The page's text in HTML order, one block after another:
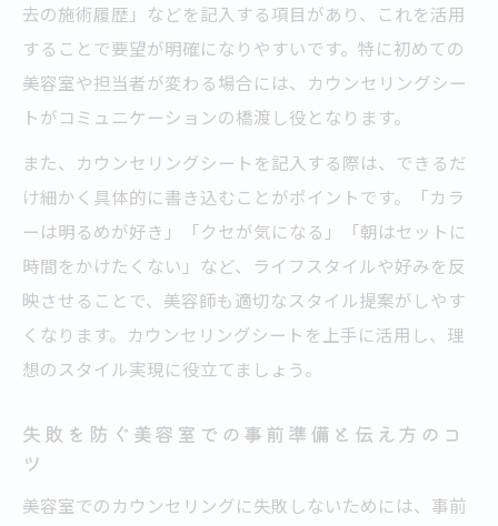
美容室カウンセリングシート活用で満足度
を向上
美容室カウンセリングシート記入の注意点
とポイント
去の施術履歴」などを記入する項目があり、これを活用
することで要望が明確になりやすいです。特に初めての
美容室や担当者が変わる場合には、カウンセリングシー
トがコミュニケーションの橋渡し役となります。
また、カウンセリングシートを記入する際は、できるだ
け細かく具体的に書き込むことがポイントです。「カラ
ーは明るめが好き」「クセが気になる」「朝はセットに
時間をかけたくない」など、ライフスタイルや好みを反
映させることで、美容師も適切なスタイル提案がしやす
くなります。カウンセリングシートを上手に活用し、理
想のスタイル実現に役立てましょう。
失敗を防ぐ美容室での事前準備と伝え方のコ
ツ
美容室でのカウンセリングに失敗しないためには、事前